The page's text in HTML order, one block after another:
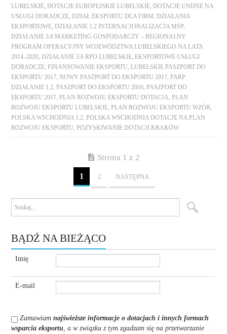
LUBELSKIE ,DOTACJE EUROPEJSKIE LUBELSKIE ,DOTACJE UNIJNE NA
USŁUGI DORADCZE ,DZIAŁ EKSPORTU DLA FIRM ,DZIAŁANIA
EKSPORTOWE ,DZIAŁANIE 1.2 INTERNACJONALIZACJA MŚP
DZIAŁANIE 3.6 MARKETING GOSPODARCZY – REGIONALNY
PROGRAM OPERACYJNY WOJEWÓDZTWA LUBELSKIEGO NA LATA
2014–2020 ,DZIAŁANIE 3.6 RPO LUBELSKIE ,EKSPORTOWE USŁUGI
DORADCZE ,FINANSOWANIE EKSPORTU ,LUBELSKIE PASZPORT DO
EKSPORTU 2017 ,NOWY PASZPORT DO EKSPORTU 2017 ,PARP
DZIAŁANIE 1.2 ,PASZPORT DO EKSPORTU 2016 ,PASZPORT DO
EKSPORTU 2017 ,PLAN ROZWOJU EKSPORTU DOTACJA ,PLAN
ROZWOJU EKSPORTU LUBELSKIE ,PLAN ROZWOJU EKSPORTU WZÓR
POLSKA WSCHODNIA 1.2 ,POLSKA WSCHODNIA DOTACJE NA PLAN
ROZWOJU EKSPORTU ,POZYSKIWANIE DOTACJI KRAKÓW
Strona 1 z 2
1 2 NASTĘPNA
BĄDŹ NA BIEŻĄCO
Imię
E-mail
Zamawiamnajświeższe informacje o dotacjach i innych formach
wsparcia eksportu, a w związku z tym zgadzam się na przetwarzanie